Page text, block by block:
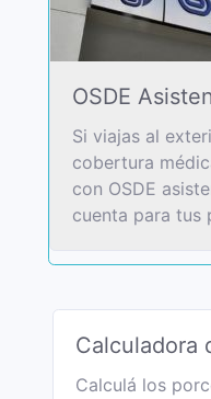
OSDE
Si viajas al
cobertura
con OSDE
cuenta para tus
Calculadora
Calculá los